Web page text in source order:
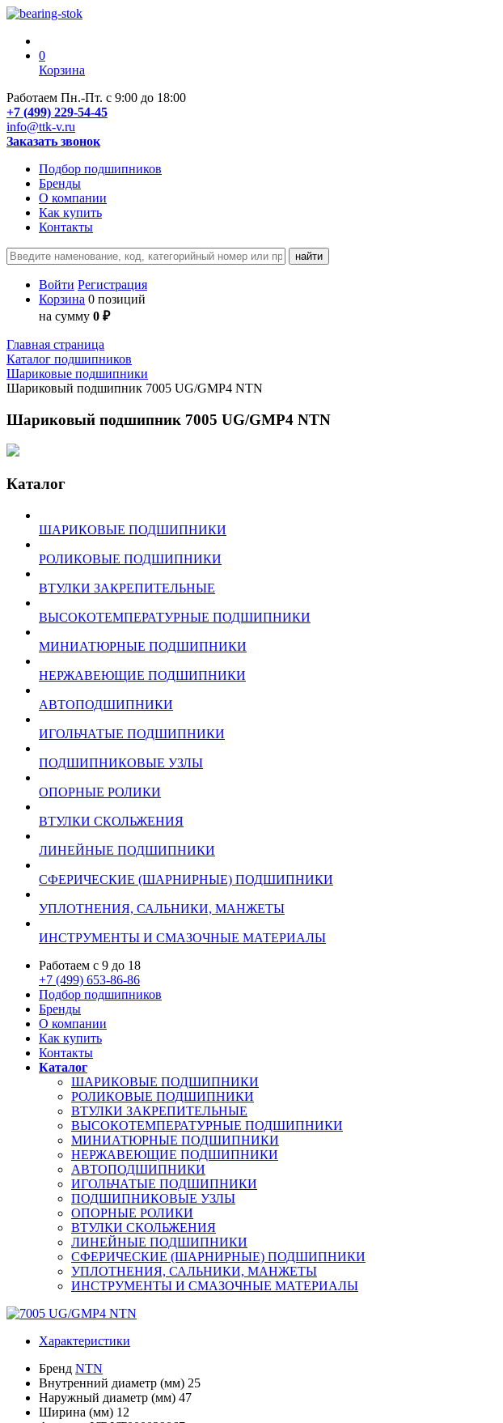
0
Корзина
Работаем Пн.-Пт. с 9:00 до 18:00
+7 (499) 229-54-45
info@ttk-v.ru
Заказать звонок
Подбор подшипников
Бренды
О компании
Как купить
Контакты
Войти Регистрация
Корзина 0 позиций
на сумму 0 ₽
Главная страница
Каталог подшипников
Шариковые подшипники
Шариковый подшипник 7005 UG/GMP4 NTN
Шариковый подшипник 7005 UG/GMP4 NTN
Каталог
ШАРИКОВЫЕ ПОДШИПНИКИ
РОЛИКОВЫЕ ПОДШИПНИКИ
ВТУЛКИ ЗАКРЕПИТЕЛЬНЫЕ
ВЫСОКОТЕМПЕРАТУРНЫЕ ПОДШИПНИКИ
МИНИАТЮРНЫЕ ПОДШИПНИКИ
НЕРЖАВЕЮЩИЕ ПОДШИПНИКИ
АВТОПОДШИПНИКИ
ИГОЛЬЧАТЫЕ ПОДШИПНИКИ
ПОДШИПНИКОВЫЕ УЗЛЫ
ОПОРНЫЕ РОЛИКИ
ВТУЛКИ СКОЛЬЖЕНИЯ
ЛИНЕЙНЫЕ ПОДШИПНИКИ
СФЕРИЧЕСКИЕ (ШАРНИРНЫЕ) ПОДШИПНИКИ
УПЛОТНЕНИЯ, САЛЬНИКИ, МАНЖЕТЫ
ИНСТРУМЕНТЫ И СМАЗОЧНЫЕ МАТЕРИАЛЫ
Работаем с 9 до 18
+7 (499) 653-86-86
Подбор подшипников
Бренды
О компании
Как купить
Контакты
Каталог
ШАРИКОВЫЕ ПОДШИПНИКИ
РОЛИКОВЫЕ ПОДШИПНИКИ
ВТУЛКИ ЗАКРЕПИТЕЛЬНЫЕ
ВЫСОКОТЕМПЕРАТУРНЫЕ ПОДШИПНИКИ
МИНИАТЮРНЫЕ ПОДШИПНИКИ
НЕРЖАВЕЮЩИЕ ПОДШИПНИКИ
АВТОПОДШИПНИКИ
ИГОЛЬЧАТЫЕ ПОДШИПНИКИ
ПОДШИПНИКОВЫЕ УЗЛЫ
ОПОРНЫЕ РОЛИКИ
ВТУЛКИ СКОЛЬЖЕНИЯ
ЛИНЕЙНЫЕ ПОДШИПНИКИ
СФЕРИЧЕСКИЕ (ШАРНИРНЫЕ) ПОДШИПНИКИ
УПЛОТНЕНИЯ, САЛЬНИКИ, МАНЖЕТЫ
ИНСТРУМЕНТЫ И СМАЗОЧНЫЕ МАТЕРИАЛЫ
Характеристики
Бренд NTN
Внутренний диаметр (мм) 25
Наружный диаметр (мм) 47
Ширина (мм) 12